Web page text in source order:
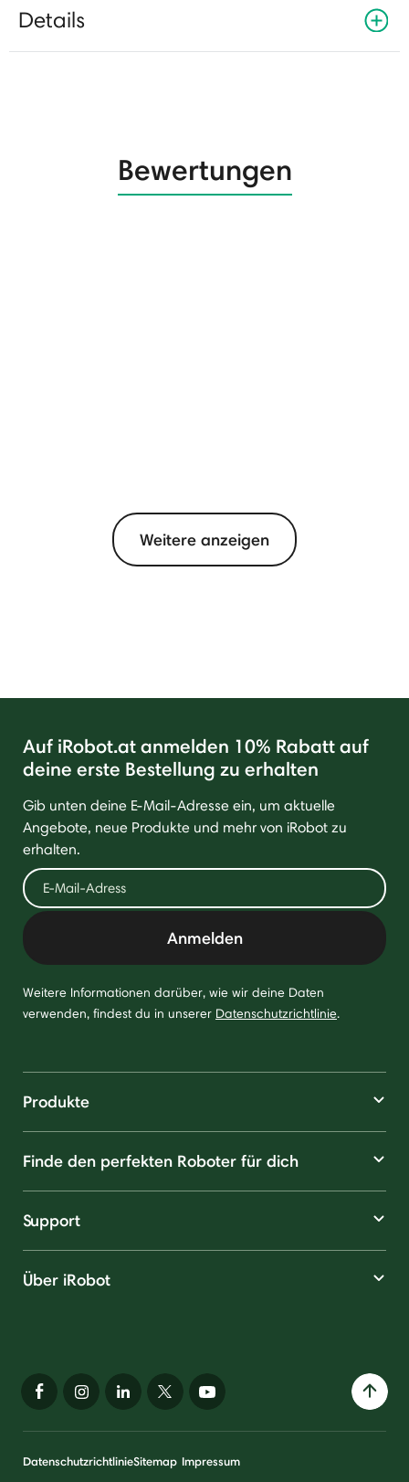
Details
Bewertungen
Weitere anzeigen
Auf iRobot.at anmelden 10% Rabatt auf
deine erste Bestellung zu erhalten
Gib unten deine E-Mail-Adresse ein, um aktuelle
Angebote, neue Produkte und mehr von iRobot zu
erhalten.
Anmelden
Weitere Informationen darüber, wie wir deine Daten
verwenden, findest du in unserer Datenschutzrichtlinie.
Produkte
Finde den perfekten Roboter für dich
Support
Über iRobot
DatenschutzrichtlinieSitemap Impressum